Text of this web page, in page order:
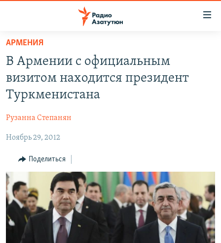
Перейти
основному
содержанию
Перейти
основной
навигации
Перейти
поиску
НОВОСТИ
ПОЛИТИКА
ЭКОНОМИКА
РЕГИОН
НАГОРНЫЙ КАРАБАХ
КУЛЬТУРА
СПОРТ
АРХИВ
Հայերեն
АРМЕНИЯ
В Армении с официальным
визитом находится президент
Туркменистана
Рузанна Степанян
Ноябрь 29, 2012
Поделиться